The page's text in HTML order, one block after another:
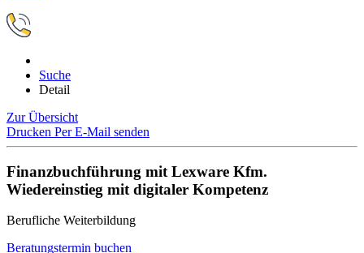
Suche
Detail
Zur Übersicht
Drucken Per E-Mail senden
Finanzbuchführung mit Lexware Kfm.
Wiedereinstieg mit digitaler Kompetenz
Berufliche Weiterbildung
Beratungstermin buchen